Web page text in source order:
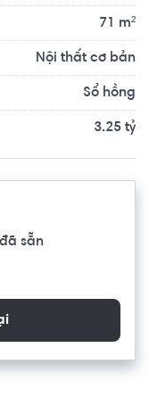
71 m²
Nội thất cơ bản
Sổ hồng
3.25 tỷ
sẵn